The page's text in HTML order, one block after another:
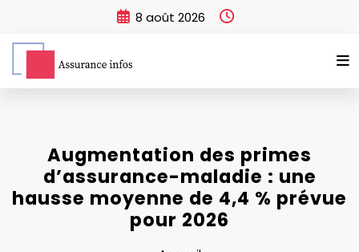
8 août 2026
Augmentation des primes
d’assurance-maladie : une
hausse moyenne de 4,4 % prévue
pour 2026